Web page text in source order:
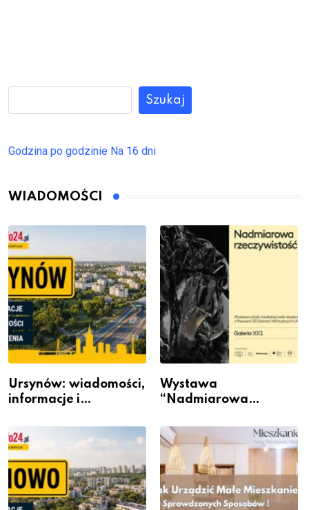
Szukaj
Godzina po godzinie Na 16 dni
WIADOMOŚCI
Ursynów: wiadomości,
informacje i
Wystawa
“Nadmiarowa
Galerii XX1